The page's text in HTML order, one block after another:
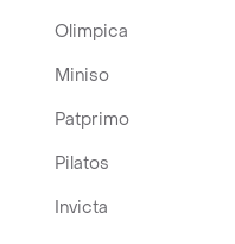
Olimpica
Miniso
Patprimo
Pilatos
Invicta